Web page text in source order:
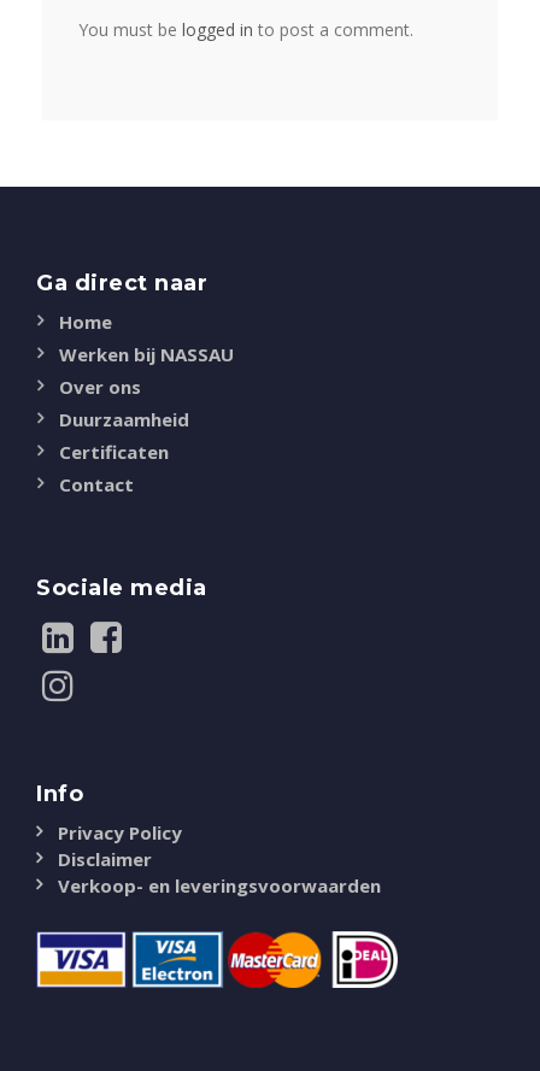
You must be logged in to post a comment.
Ga direct naar
Home
Werken bij NASSAU
Over ons
Duurzaamheid
Certificaten
Contact
Sociale media
Info
Privacy Policy
Disclaimer
Verkoop- en leveringsvoorwaarden